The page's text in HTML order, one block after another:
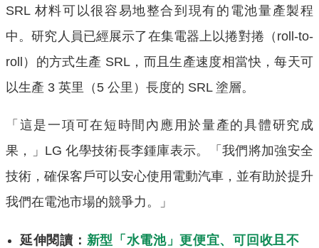
SRL 材料可以很容易地整合到現有的電池量產製程
中。研究人員已經展示了在集電器上以捲對捲（roll-to-
roll）的方式生產 SRL，而且生產速度相當快，每天可
以生產 3 英里（5 公里）長度的 SRL 塗層。
「這是一項可在短時間內應用於量產的具體研究成
果，」LG 化學技術長李鍾庫表示。「我們將加強安全
技術，確保客戶可以安心使用電動汽車，並有助於提升
我們在電池市場的競爭力。」
延伸閱讀： 新型「水電池」更便宜、可回收且不